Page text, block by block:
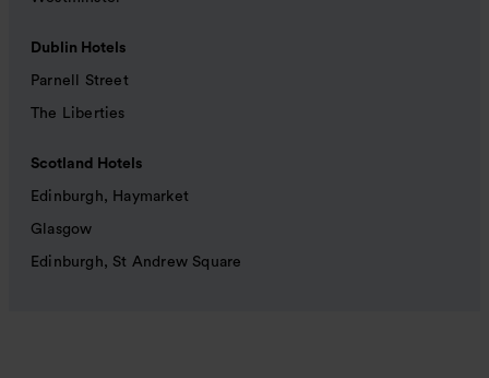
Dublin Hotels
Parnell Street
The Liberties
Scotland Hotels
Edinburgh, Haymarket
Glasgow
Edinburgh, St Andrew Square